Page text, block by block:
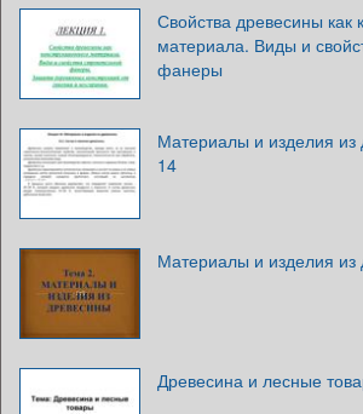
Свойства древесины как
материала. Виды и
фанеры
Материалы и изделия из
14
Материалы и изделия
Древесина и лесные